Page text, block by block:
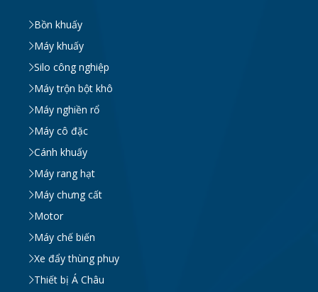
Bồn khuấy
Máy khuấy
Silo công nghiệp
Máy trộn bột khô
Máy nghiền rổ
Máy cô đặc
Cánh khuấy
Máy rang hạt
Máy chưng cất
Motor
Máy chế biến
Xe đẩy thùng phuy
Thiết bị Á Châu